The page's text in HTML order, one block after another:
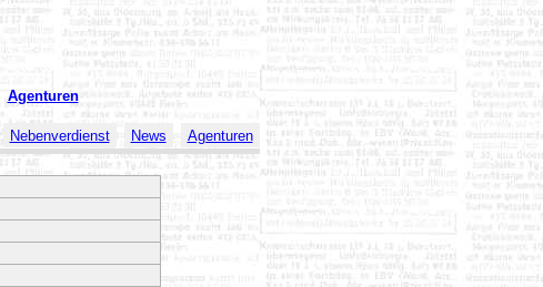
Agenturen
Nebenverdienst News Agenturen